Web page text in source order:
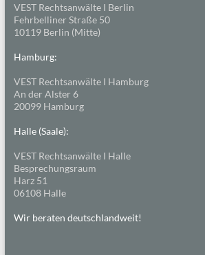
VEST Rechtsanwälte I Berlin
Fehrbelliner Straße 50
10119 Berlin (Mitte)
Hamburg:
VEST Rechtsanwälte I Hamburg
An der Alster 6
20099 Hamburg
Halle (Saale):
VEST Rechtsanwälte I Halle
Besprechungsraum
Harz 51
06108 Halle
Wir beraten deutschlandweit!